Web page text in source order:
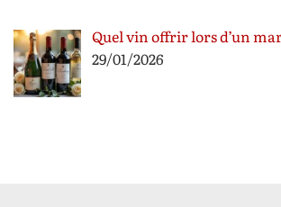
Quel vin offrir lors d’un
29/01/2026